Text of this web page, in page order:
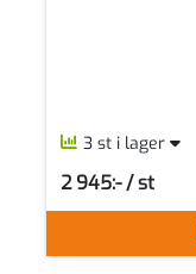
3 st i lager
2 945:- / st
SEK per ST